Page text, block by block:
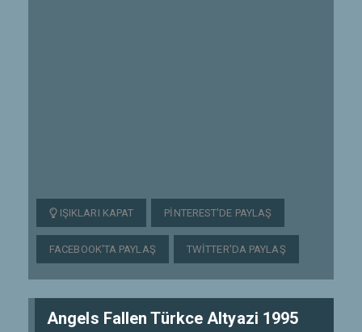
IŞIKLARI KAPAT PINTEREST'DE PAYLAŞ
FACEBOOK'TA PAYLAŞ TWITTER'DA PAYLAŞ
Angels Fallen Türkce Altyazi 1995